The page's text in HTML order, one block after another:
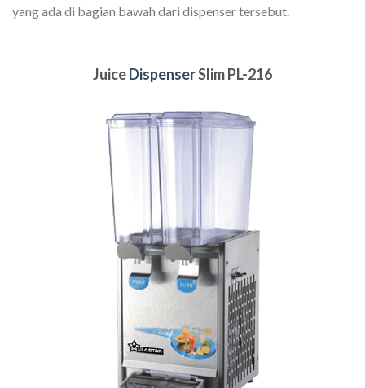
yang ada di bagian bawah dari dispenser tersebut.
JuiceDispenserSlim PL-216